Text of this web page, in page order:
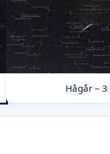
Hågår – 3